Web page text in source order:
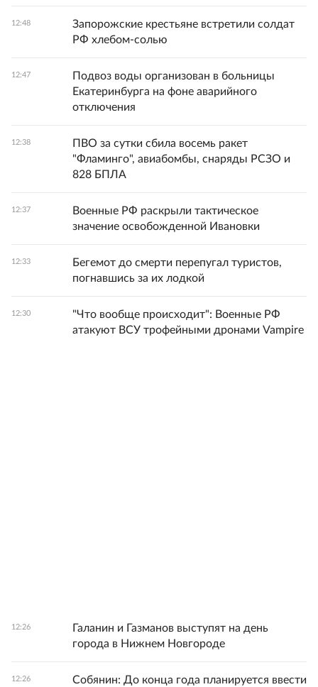
12:48
Запорожские крестьяне встретили солдат
РФ хлебом-солью
12:47
Подвоз воды организован в больницы
Екатеринбурга на фоне аварийного
отключения
12:38
ПВО за сутки сбила восемь ракет
"Фламинго", авиабомбы, снаряды РСЗО и
828 БПЛА
12:37
Военные РФ раскрыли тактическое
значение освобожденной Ивановки
12:33
Бегемот до смерти перепугал туристов,
погнавшись за их лодкой
12:30
"Что вообще происходит": Военные РФ
атакуют ВСУ трофейными дронами Vampire
12:26
Галанин и Газманов выступят на день
города в Нижнем Новгороде
12:26
Собянин: До конца года планируется ввести